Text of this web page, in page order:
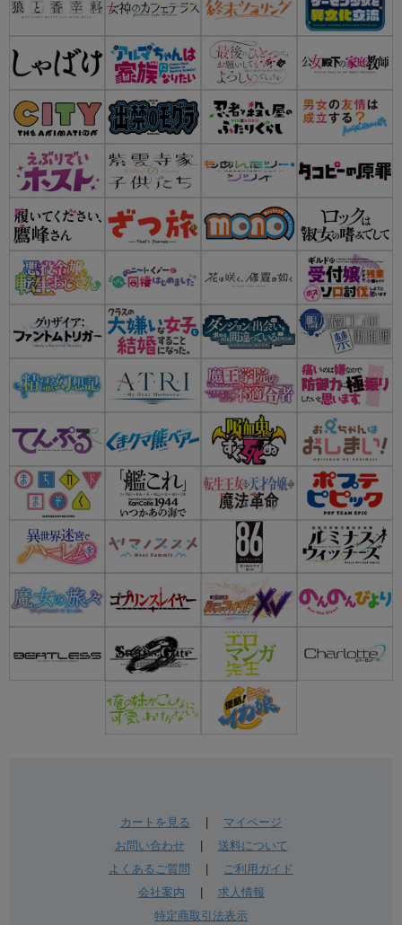
カートを見る
マイページ
お問い合わせ| 送料について
よくあるご質問
ご利用ガイド
会社案内
求人情報
特定商取引法表示